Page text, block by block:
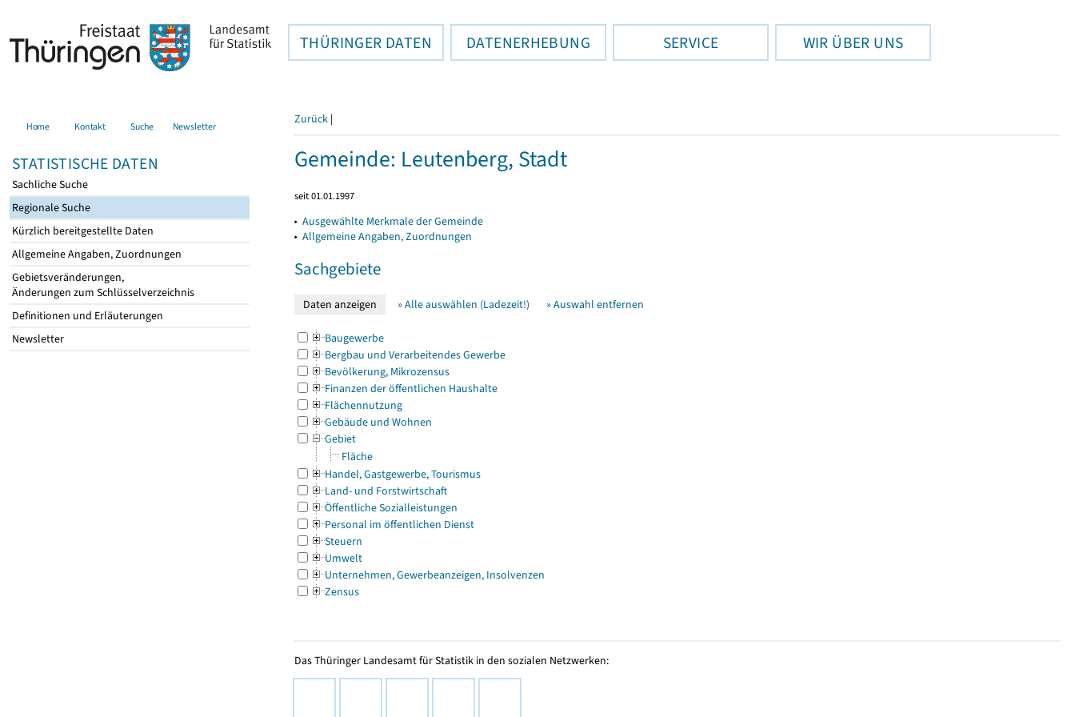
THÜRINGER DATEN DATENERHEBUNG SERVICE WIR ÜBER UNS
Home Kontakt Suche Newsletter
STATISTISCHE DATEN
Sachliche Suche
Regionale Suche
Kürzlich bereitgestellte Daten
Allgemeine Angaben, Zuordnungen
Gebietsveränderungen,
Änderungen zum Schlüsselverzeichnis
Definitionen und Erläuterungen
Newsletter
Zurück |
Gemeinde: Leutenberg, Stadt
seit 01.01.1997
▸ Ausgewählte Merkmale der Gemeinde
▸ Allgemeine Angaben, Zuordnungen
Sachgebiete
» Alle auswählen (Ladezeit!) » Auswahl entfernen
Baugewerbe
Bergbau und Verarbeitendes Gewerbe
Bevölkerung, Mikrozensus
Finanzen der öffentlichen Haushalte
Flächennutzung
Gebäude und Wohnen
Gebiet
Fläche
Handel, Gastgewerbe, Tourismus
Land- und Forstwirtschaft
Öffentliche Sozialleistungen
Personal im öffentlichen Dienst
Steuern
Umwelt
Unternehmen, Gewerbeanzeigen, Insolvenzen
Zensus
Das Thüringer Landesamt für Statistik in den sozialen Netzwerken: